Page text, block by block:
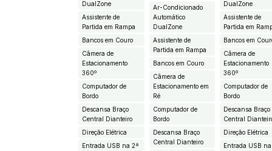
DualZone
Assistente de
Partida em Rampa
Bancos em Couro
Câmera de
Estacionamento
360º
Computador de
Bordo
Descansa Braço
Central Dianteiro
Direção Elétrica
Entrada USB na 2ª
Ar-Condicionado
Automático
DualZone
Assistente de
Partida em Rampa
Bancos em Couro
Câmera de
Estacionamento em
Ré
Computador de
Bordo
Descansa Braço
Central Dianteiro
DualZone
Assistente de
Partida em
Bancos em
Câmera de
Estacionamento
360º
Computador de
Bordo
Descansa Braço
Central
Direção Elétrica
Entrada USB